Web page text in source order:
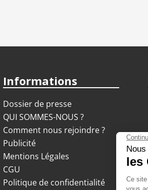
Informations
Dossier de presse
QUI SOMMES-NOUS ?
Comment nous rejoindre ?
Publicité
Mentions Légales
CGU
Politique de confidentialité